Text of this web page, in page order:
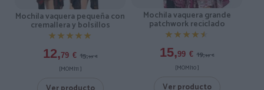
Mochila vaquera pequeña con
cremallera y bolsillos
★★★★★
★★★★★
12,79 € 15,99 €
[MOMI11 ]
Mochila vaquera grande
patchwork reciclado
★★★★★
★★★★★
15,99 € 19,99 €
[MOMI10 ]